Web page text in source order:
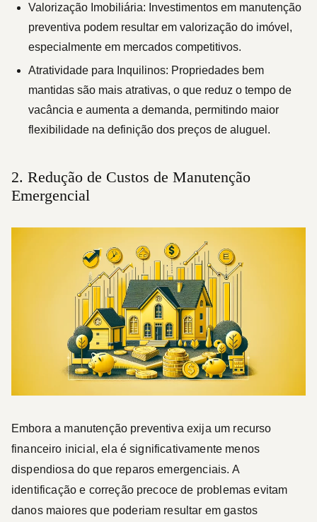
Valorização Imobiliária: Investimentos em manutenção
preventiva podem resultar em valorização do imóvel,
especialmente em mercados competitivos.
Atratividade para Inquilinos: Propriedades bem
mantidas são mais atrativas, o que reduz o tempo de
vacância e aumenta a demanda, permitindo maior
flexibilidade na definição dos preços de aluguel.
2. Redução de Custos de Manutenção
Emergencial
Embora a manutenção preventiva exija um recurso
financeiro inicial, ela é significativamente menos
dispendiosa do que reparos emergenciais. A
identificação e correção precoce de problemas evitam
danos maiores que poderiam resultar em gastos